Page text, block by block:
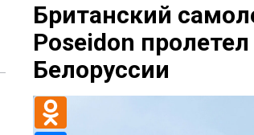
Британский
Poseidon
Белоруссии